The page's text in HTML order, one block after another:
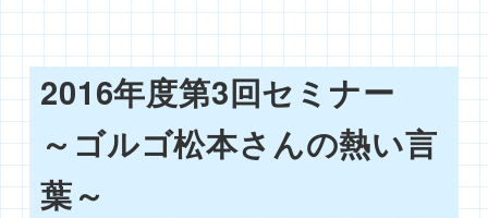
テ
ツ
へ
動
2016年度第3回セミナー
～ゴルゴ松本さんの熱い言
葉～